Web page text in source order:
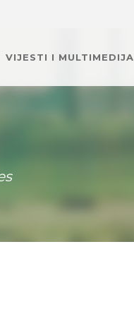
VIJESTI I MULTIMEDIJA